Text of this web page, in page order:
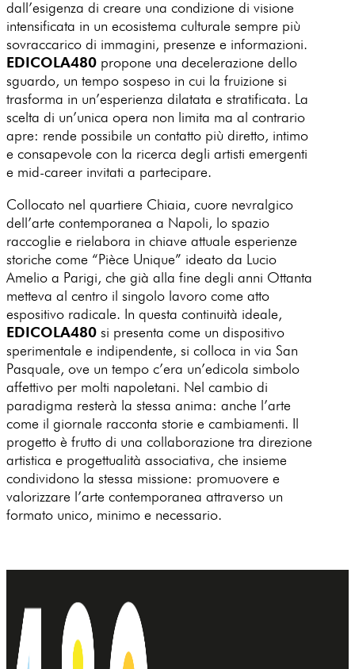
dall’esigenza di creare una condizione di visione
intensificata in un ecosistema culturale sempre più
sovraccarico di immagini, presenze e informazioni.
EDICOLA480 propone una decelerazione dello
sguardo, un tempo sospeso in cui la fruizione si
trasforma in un’esperienza dilatata e stratificata. La
scelta di un’unica opera non limita ma al contrario
apre: rende possibile un contatto più diretto, intimo
e consapevole con la ricerca degli artisti emergenti
e mid-career invitati a partecipare.
Collocato nel quartiere Chiaia, cuore nevralgico
dell’arte contemporanea a Napoli, lo spazio
raccoglie e rielabora in chiave attuale esperienze
storiche come “Pièce Unique” ideato da Lucio
Amelio a Parigi, che già alla fine degli anni Ottanta
metteva al centro il singolo lavoro come atto
espositivo radicale. In questa continuità ideale,
EDICOLA480 si presenta come un dispositivo
sperimentale e indipendente, si colloca in via San
Pasquale, ove un tempo c’era un’edicola simbolo
affettivo per molti napoletani. Nel cambio di
paradigma resterà la stessa anima: anche l’arte
come il giornale racconta storie e cambiamenti. Il
progetto è frutto di una collaborazione tra direzione
artistica e progettualità associativa, che insieme
condividono la stessa missione: promuovere e
valorizzare l’arte contemporanea attraverso un
formato unico, minimo e necessario.